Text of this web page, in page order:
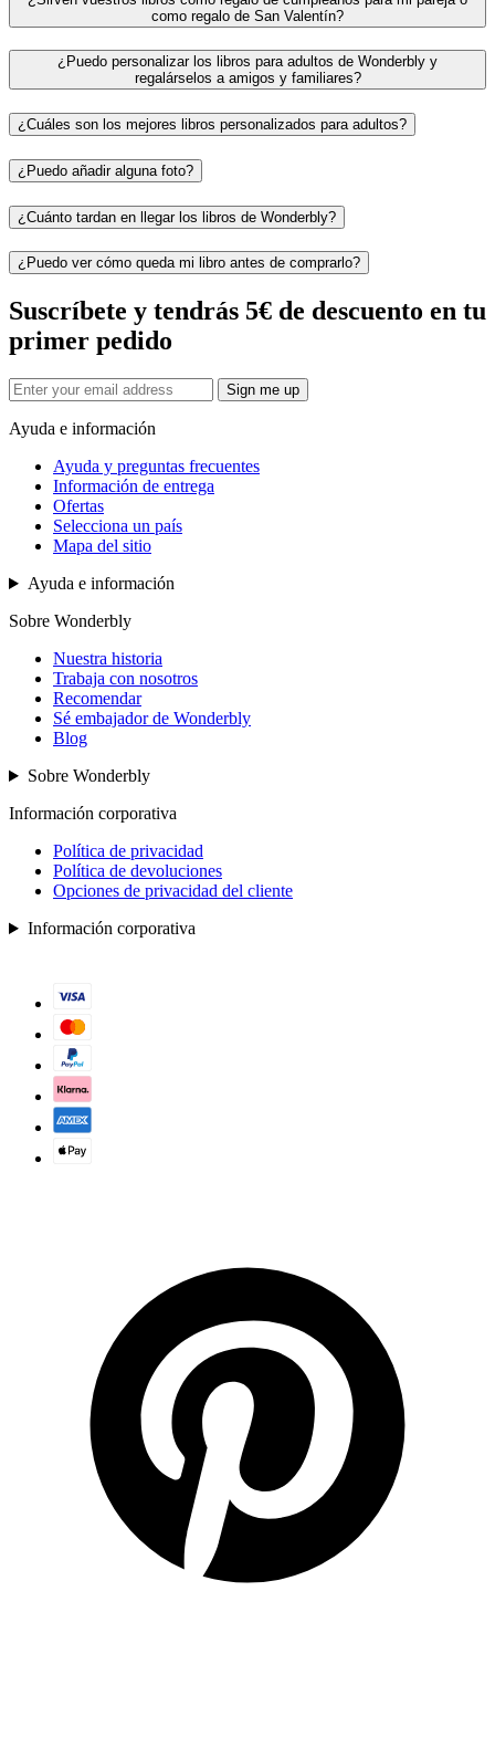
como regalo de San Valentín?
¿Puedo personalizar los libros para adultos de Wonderbly y
regalárselos a amigos y familiares?
¿Cuáles son los mejores libros personalizados para adultos?
¿Puedo añadir alguna foto?
¿Cuánto tardan en llegar los libros de Wonderbly?
¿Puedo ver cómo queda mi libro antes de comprarlo?
Suscríbete y tendrás 5€ de descuento en tu
primer pedido
Sign me up
Ayuda e información
Ayuda y preguntas frecuentes
Información de entrega
Ofertas
Selecciona un país
Mapa del sitio
Ayuda e información
Sobre Wonderbly
Nuestra historia
Trabaja con nosotros
Recomendar
Sé embajador de Wonderbly
Blog
Sobre Wonderbly
Información corporativa
Política de privacidad
Política de devoluciones
Opciones de privacidad del cliente
Información corporativa